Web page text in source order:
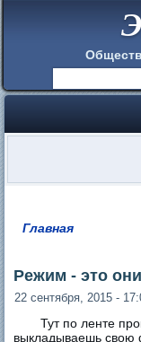
Главная
Режим - это они
22 сентября, 2015 -
Тут по ленте
выкладываешь свою